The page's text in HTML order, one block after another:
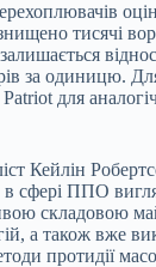
тисячі
за одиницю.
для
Кейлін
в сфері ППО
складовою
а також вже
протидії